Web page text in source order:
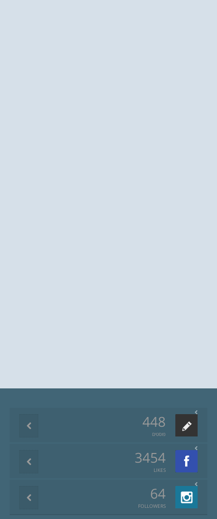
448
פוסטים
3454
LIKES
64
FOLLOWERS